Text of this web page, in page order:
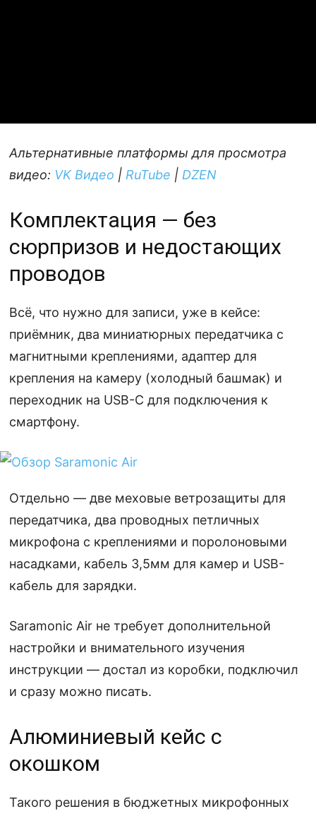
Альтернативные платформы для просмотра
видео: VK Видео | RuTube | DZEN
Комплектация — без
сюрпризов и недостающих
проводов
Всё, что нужно для записи, уже в кейсе:
приёмник, два миниатюрных передатчика с
магнитными креплениями, адаптер для
крепления на камеру (холодный башмак) и
переходник на USB-C для подключения к
смартфону.
Отдельно — две меховые ветрозащиты для
передатчика, два проводных петличных
микрофона с креплениями и поролоновыми
насадками, кабель 3,5мм для камер и USB-
кабель для зарядки.
Saramonic Air не требует дополнительной
настройки и внимательного изучения
инструкции — достал из коробки, подключил
и сразу можно писать.
Алюминиевый кейс с
окошком
Такого решения в бюджетных микрофонных